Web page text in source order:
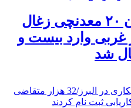
کشته شدن ۲۰ معدنچی زغال
غربی وارد بیست و
شد